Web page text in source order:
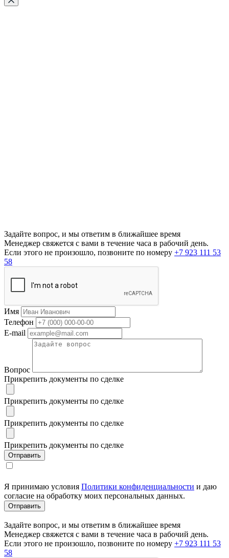
Задайте вопрос, и мы ответим в ближайшее время
Менеджер свяжется с вами в течение часа в рабочий день.
Если этого не произошло, позвоните по номеру +7 923 111 53
58
Имя
Телефон
E-mail
Вопрос
Прикрепить документы по сделке
Прикрепить документы по сделке
Прикрепить документы по сделке
Прикрепить документы по сделке
Я принимаю условия Политики конфиденциальности и даю
согласие на обработку моих персональных данных.
Задайте вопрос, и мы ответим в ближайшее время
Менеджер свяжется с вами в течение часа в рабочий день.
Если этого не произошло, позвоните по номеру +7 923 111 53
58